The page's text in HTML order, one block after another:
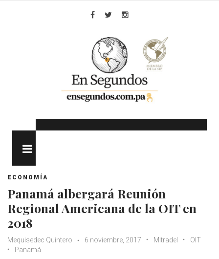
ECONOMÍA
Panamá albergará Reunión
Regional Americana de la OIT en
2018
Mequisedec Quintero 6 noviembre, 2017 Mitradel
OIT
Panamá